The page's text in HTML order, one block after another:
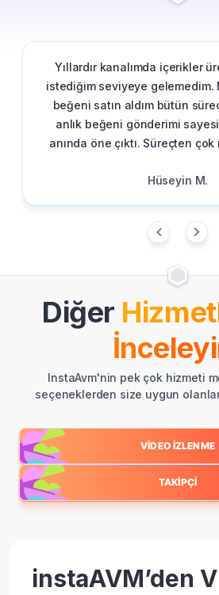
Yıllardır kanalımda içerikler
istediğim seviyeye gelemedim.
beğeni satın aldım bütün
anlık beğeni gönderimi
anında öne çıktı. Süreçten çok
Hüseyin M.
Diğer
InstaAvm'nin pek çok hizmeti
seçeneklerden size uygun
VIDEO İZLENME
TAKIPÇI
instaAVM’den